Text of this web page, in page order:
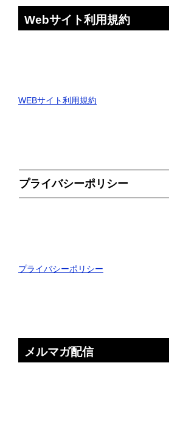
Webサイト利用規約
WEBサイト利用規約
プライバシーポリシー
プライバシーポリシー
メルマガ配信